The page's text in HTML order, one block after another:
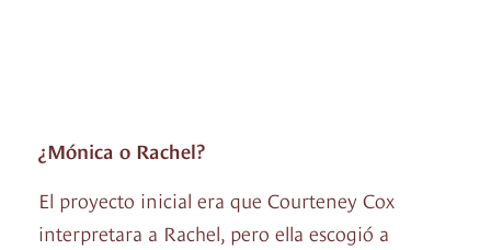
¿Mónica o Rachel?
El proyecto inicial era que Courteney Cox
interpretara a Rachel, pero ella escogió a